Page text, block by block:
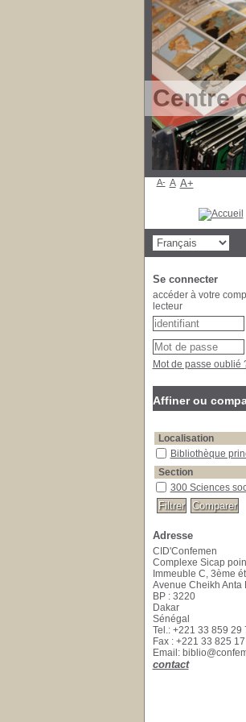
Centre
A- A A+
Se connecter
accéder à votre
lecteur
Mot de passe oublié
Affiner ou
Localisation
Bibliothèque
Section
300 Sciences
Adresse
CID'Confemen
Complexe Sicap
Immeuble C, 3ème
Avenue Cheikh Anta
BP : 3220
Dakar
Sénégal
Tel.: +221 33 859 29
Fax : +221 33 825
Email:
contact